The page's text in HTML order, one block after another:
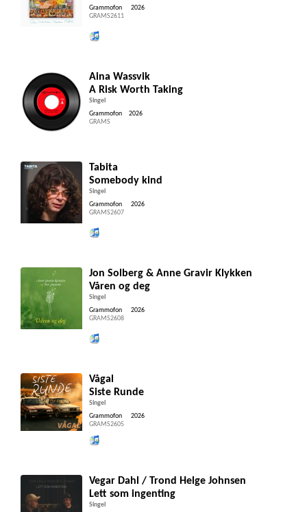
Grammofon
GRAMS2611
2026
Aina Wassvik
A Risk Worth Taking
Singel
Grammofon
GRAMS
2026
Tabita
Somebody kind
Singel
Grammofon
GRAMS2607
2026
Jon Solberg & Anne Gravir Klykken
Våren og deg
Singel
Grammofon
GRAMS2608
2026
Vågal
Siste Runde
Singel
Grammofon
GRAMS2605
2026
Vegar Dahl / Trond Helge Johnsen
Lett som ingenting
Singel